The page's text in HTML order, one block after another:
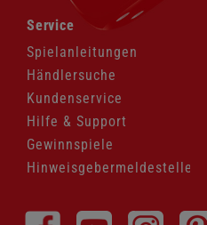
Navigation
überspringen
Service
Spielanleitungen
Händlersuche
Kundenservice
Hilfe & Support
Gewinnspiele
Hinweisgebermeldestelle
überspringen